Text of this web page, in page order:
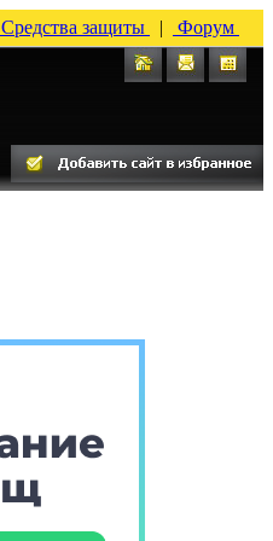
Средства защиты | Форум